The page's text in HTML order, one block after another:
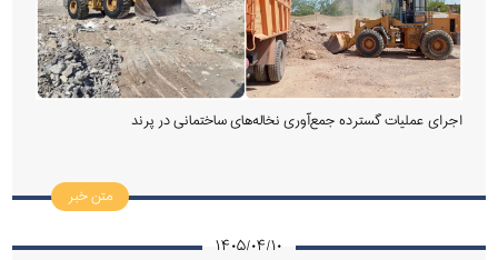
اجرای عملیات گسترده جمع‌آوری نخاله‌های ساختمانی در پرند
متن خبر
۱۴۰۵/۰۴/۱۰